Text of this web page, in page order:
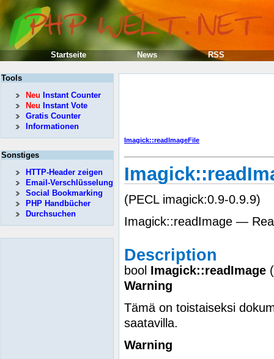
Imagick::readImageFile
(PECL imagick:0.9-0.9.9)
Imagick::readImage —
Description
bool Imagick::readImage
Warning
Tämä on toistaiseksi
saatavilla.
Warning
Tools
Neu Instant Counter
Neu Instant Vote
Gratis Counter
Informationen
Sonstiges
HTTP-Header zeigen
Email-Verschlüsselung
Social Bookmarking
PHP Handbücher
Durchsuchen
Startseite News RSS